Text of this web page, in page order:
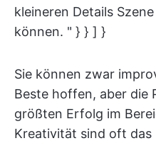
kleineren Details
können. " } } ] }
Sie können zwar
Beste hoffen, aber die
größten Erfolg im
Kreativität sind oft